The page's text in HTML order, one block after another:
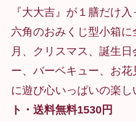
『大大吉』が１膳だけ入
六角のおみくじ型小箱
月、クリスマス、誕生
ー、バーベキュー、お
に遊び心いっぱいの楽し
ト・送料無料1530円